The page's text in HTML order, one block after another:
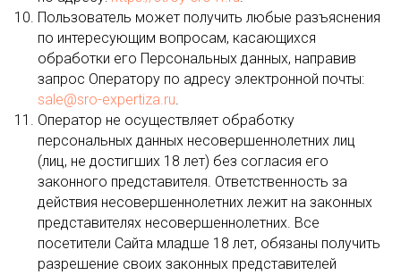
Пользователь может получить любые разъяснения
по интересующим вопросам, касающихся
обработки его Персональных данных, направив
запрос Оператору по адресу электронной почты:
sale@sro-expertiza.ru.
Оператор не осуществляет обработку
персональных данных несовершеннолетних лиц
(лиц, не достигших 18 лет) без согласия его
законного представителя. Ответственность за
действия несовершеннолетних лежит на законных
представителях несовершеннолетних. Все
посетители Сайта младше 18 лет, обязаны получить
разрешение своих законных представителей